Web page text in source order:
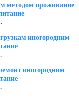
методом проживание
иногородним
иногородним